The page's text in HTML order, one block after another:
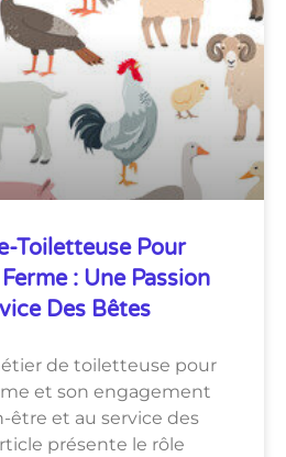
Toiletteuse Pour
: Une Passion
Des Bêtes
de toiletteuse pour
et son engagement
être et au service des
présente le rôle